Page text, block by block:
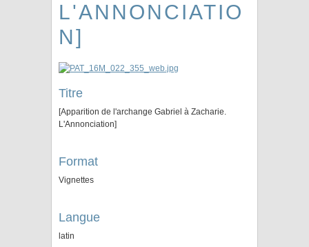
L'ANNONCIATIO
N]
Titre
[Apparition de l'archange Gabriel à Zacharie.
L'Annonciation]
Format
Vignettes
Langue
latin